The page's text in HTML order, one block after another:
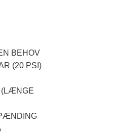
BEHOV
(20 PSI)
(LÆNGE